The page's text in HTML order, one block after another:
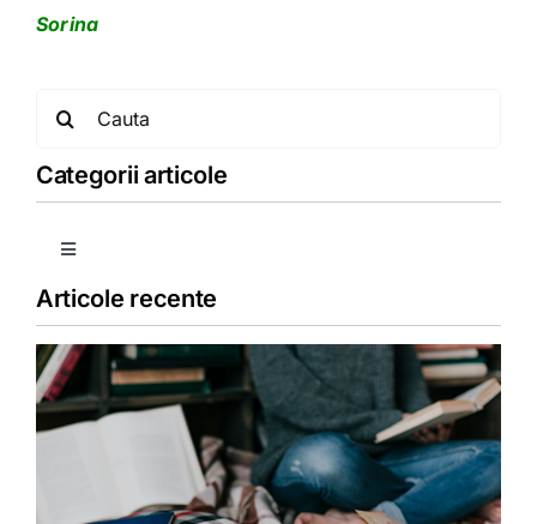
Sorina
Categorii articole
Toggle
Copii
Detoxifiere
Articole recente